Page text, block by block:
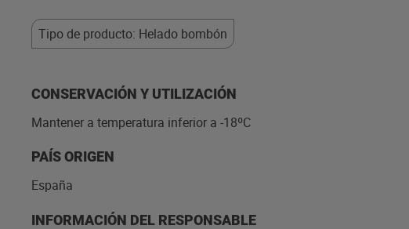
Tipo de producto: Helado bombón
CONSERVACIÓN Y UTILIZACIÓN
Mantener a temperatura inferior a -18ºC
PAÍS ORIGEN
España
INFORMACIÓN DEL RESPONSABLE